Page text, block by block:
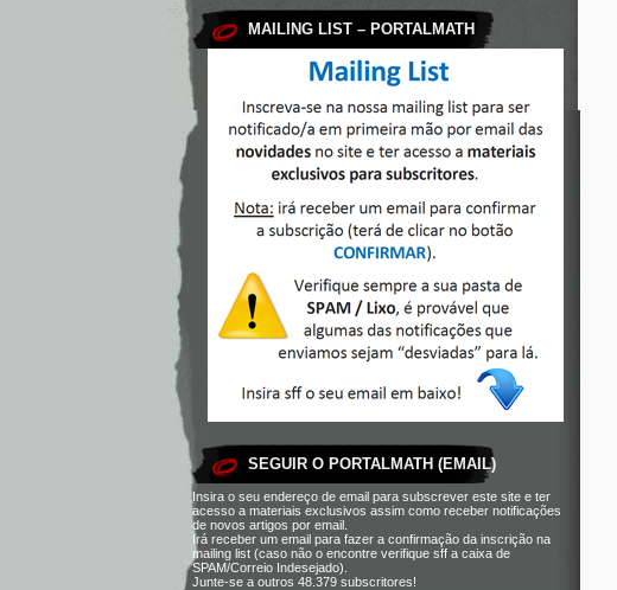
MAILING LIST – PORTALMATH
SEGUIR O PORTALMATH (EMAIL)
Insira o seu endereço de email para subscrever este site e ter
acesso a materiais exclusivos assim como receber notificações
de novos artigos por email.
Irá receber um email para fazer a confirmação da inscrição na
mailing list (caso não o encontre verifique sff a caixa de
SPAM/Correio Indesejado).
Junte-se a outros 48.379 subscritores!